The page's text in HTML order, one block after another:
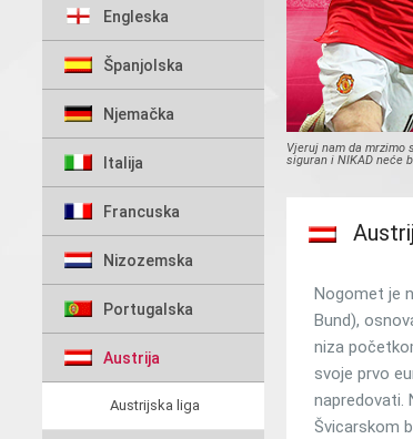
Engleska
Španjolska
Njemačka
Italija
Francuska
Nizozemska
Portugalska
Austrija
Austrijska liga
Vjeruj nam da mrzimo
siguran i NIKAD neće
Nogomet je
Bund),
niza
svoje prvo
napredovati.
Švicarskom